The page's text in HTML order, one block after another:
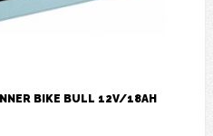
BIKE BULL 12V/18AH